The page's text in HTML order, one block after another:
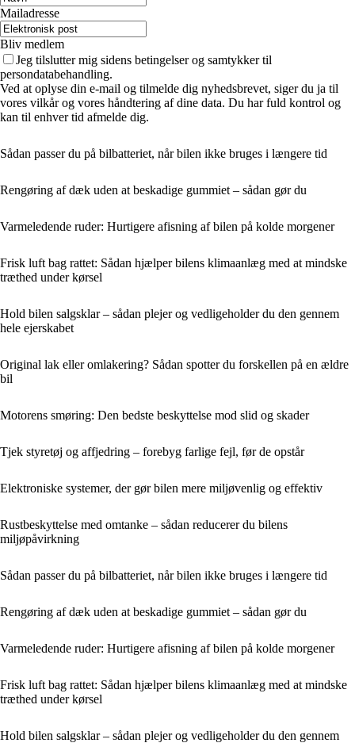
Mailadresse
Bliv medlem
Jeg tilslutter mig sidens betingelser og samtykker til
persondatabehandling.
Ved at oplyse din e-mail og tilmelde dig nyhedsbrevet, siger du ja til
vores vilkår og vores håndtering af dine data. Du har fuld kontrol og
kan til enhver tid afmelde dig.
Sådan passer du på bilbatteriet, når bilen ikke bruges i længere tid
Rengøring af dæk uden at beskadige gummiet – sådan gør du
Varmeledende ruder: Hurtigere afisning af bilen på kolde morgener
Frisk luft bag rattet: Sådan hjælper bilens klimaanlæg med at mindske
træthed under kørsel
Hold bilen salgsklar – sådan plejer og vedligeholder du den gennem
hele ejerskabet
Original lak eller omlakering? Sådan spotter du forskellen på en ældre
bil
Motorens smøring: Den bedste beskyttelse mod slid og skader
Tjek styretøj og affjedring – forebyg farlige fejl, før de opstår
Elektroniske systemer, der gør bilen mere miljøvenlig og effektiv
Rustbeskyttelse med omtanke – sådan reducerer du bilens
miljøpåvirkning
Sådan passer du på bilbatteriet, når bilen ikke bruges i længere tid
Rengøring af dæk uden at beskadige gummiet – sådan gør du
Varmeledende ruder: Hurtigere afisning af bilen på kolde morgener
Frisk luft bag rattet: Sådan hjælper bilens klimaanlæg med at mindske
træthed under kørsel
Hold bilen salgsklar – sådan plejer og vedligeholder du den gennem